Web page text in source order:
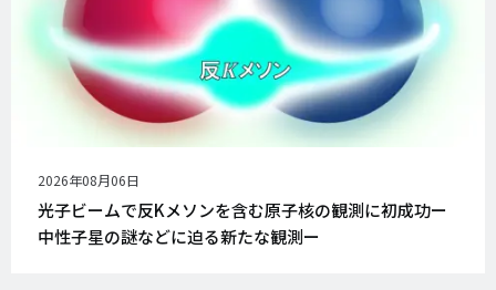
公
開
日
2026年08月06日
光子ビームで反Kメソンを含む原子核の観測に初成功ー
中性子星の謎などに迫る新たな観測ー